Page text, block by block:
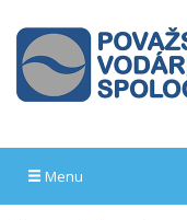
Menu